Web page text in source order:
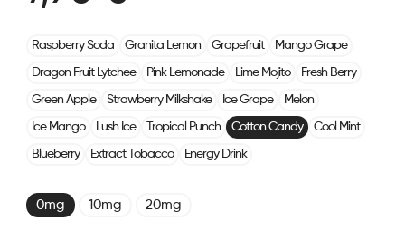
Raspberry Soda Granita Lemon Grapefruit Mango Grape
Dragon Fruit Lytchee Pink Lemonade Lime Mojito Fresh Berry
Green Apple Strawberry Milkshake Ice Grape Melon
Ice Mango Lush Ice Tropical Punch Cotton Candy Cool Mint
Blueberry Extract Tobacco Energy Drink
0mg 10mg 20mg